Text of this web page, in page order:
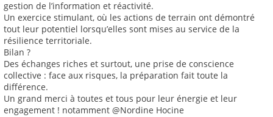
gestion de l’information et réactivité.
Un exercice stimulant, où les actions de terrain ont démontré
tout leur potentiel lorsqu’elles sont mises au service de la
résilience territoriale.
Bilan ?
Des échanges riches et surtout, une prise de conscience
collective : face aux risques, la préparation fait toute la
différence.
Un grand merci à toutes et tous pour leur énergie et leur
engagement ! notamment @Nordine Hocine